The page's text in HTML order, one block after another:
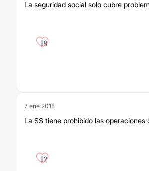
La seguridad social solo cubre
59
7 ene 2015
La SS tiene prohibido las operaciones
52